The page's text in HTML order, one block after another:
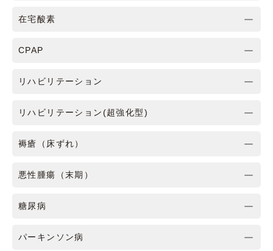
在宅酸素
CPAP
リハビリテーション
リハビリテーション(超強化型)
褥瘡（床ずれ）
悪性腫瘍（末期）
糖尿病
パーキンソン病